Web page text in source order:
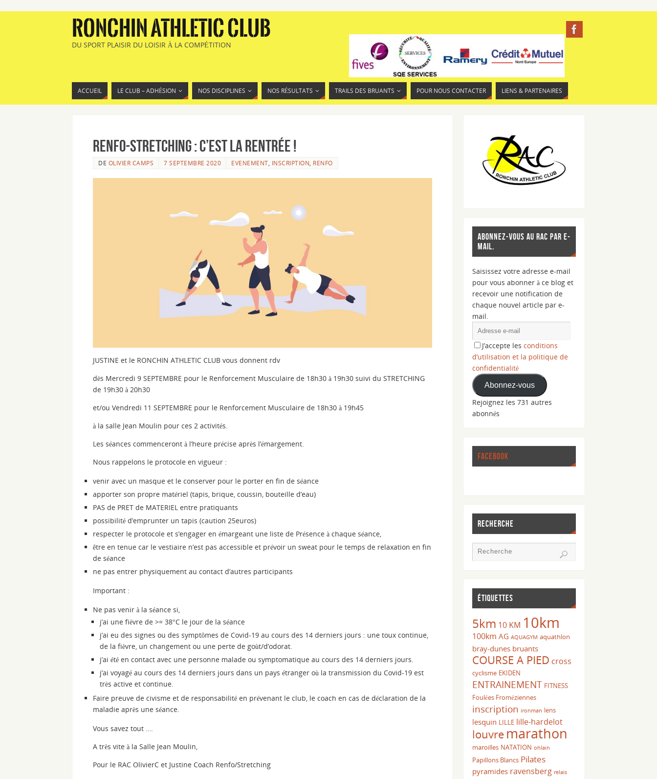
RONCHIN ATHLETIC CLUB
DU SPORT PLAISIR DU LOISIR À LA COMPÉTITION
ACCUEIL LE CLUB – ADHÉSION NOS DISCIPLINES NOS RÉSULTATS TRAILS DES BRUANTS POUR NOUS CONTACTER LIENS & PARTENAIRES
Renfo-Stretching : c’est la Rentrée !
DE OLIVIER CAMPS 7 SEPTEMBRE 2020 EVENEMENT INSCRIPTION RENFO
JUSTINE et le RONCHIN ATHLETIC CLUB vous donnent rdv
dès Mercredi 9 SEPTEMBRE pour le Renforcement Musculaire de 18h30 à 19h30 suivi du STRETCHING
de 19h30 à 20h30
et/ou Vendredi 11 SEPTEMBRE pour le Renforcement Musculaire de 18h30 à 19h45
à la salle Jean Moulin pour ces 2 activités.
Les séances commenceront à l’heure précise après l’émargement.
Nous rappelons le protocole en vigueur :
venir avec un masque et le conserver pour le porter en fin de séance
apporter son propre matériel (tapis, brique, coussin, bouteille d’eau)
PAS de PRET de MATERIEL entre pratiquants
possibilité d’emprunter un tapis (caution 25euros)
respecter le protocole et s’engager en émargeant une liste de Présence à chaque séance,
être en tenue car le vestiaire n’est pas accessible et prévoir un sweat pour le temps de relaxation en fin
de séance
ne pas entrer physiquement au contact d’autres participants
Important :
Ne pas venir à la séance si,
j’ai une fièvre de >= 38°C le jour de la séance
j’ai eu des signes ou des symptômes de Covid-19 au cours des 14 derniers jours : une toux continue,
de la fièvre, un changement ou une perte de goùt/d’odorat.
j’ai été en contact avec une personne malade ou symptomatique au cours des 14 derniers jours.
j’ai voyagé au cours des 14 derniers jours dans un pays étranger où la transmission du Covid-19 est
très active et continue.
Faire preuve de civisme et de responsabilité en prévenant le club, le coach en cas de déclaration de la
maladie après une séance.
Vous savez tout ….
A très vite à la Salle Jean Moulin,
Pour le RAC OlivierC et Justine Coach Renfo/Stretching
ABONNEZ-VOUS AU RAC PAR E-
MAIL.
Saisissez votre adresse e-mail
pour vous abonner à ce blog et
recevoir une notification de
chaque nouvel article par e-
mail.
J’accepte lesconditions
d’utilisation et la politique de
confidentialité
Abonnez-vous
Rejoignez les 731 autres
abonnés
FACEBOOK
RECHERCHE
ÉTIQUETTES
5km 10 KM 10km
100km AG AQUAGYM aquathlon
bray-dunes bruants
COURSE A PIED cross
cyclisme EKIDEN
ENTRAINEMENT FITNESS
Foulées Froméziennes
inscription ironman lens
lesquin LILLE lille-hardelot
louvre marathon
maroilles NATATION ohlain
Papillons Blancs Pilates
pyramides ravensberg relais